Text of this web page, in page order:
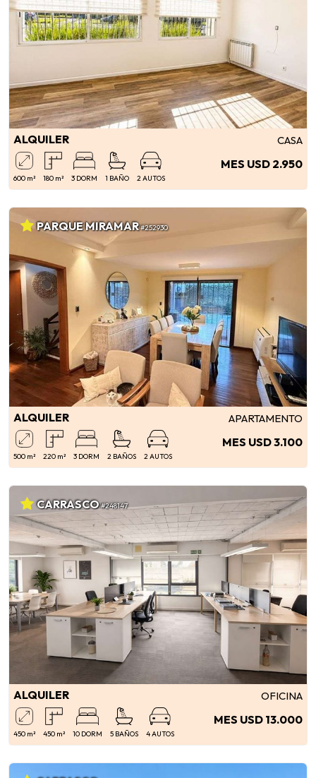
ALQUILER CASA
600 m² 180 m² 3 DORM 1 BAÑO 2 AUTOS
MES USD 2.950
PARQUE MIRAMAR#252930
ALQUILER APARTAMENTO
500 m² 220 m² 3 DORM 2 BAÑOS 2 AUTOS
MES USD 3.100
CARRASCO#248147
ALQUILER OFICINA
450 m² 450 m² 10 DORM 5 BAÑOS 4 AUTOS
MES USD 13.000